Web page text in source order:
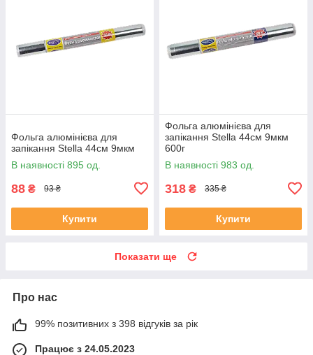
Фольга алюмінієва для
запікання Stella 44см 9мкм
В наявності 895 од.
88 ₴ 93 ₴
Купити
Фольга алюмінієва для
запікання Stella 44см 9мкм
600г
В наявності 983 од.
318 ₴ 335 ₴
Купити
Показати ще
Про нас
99% позитивних з 398 відгуків за рік
Працює з 24.05.2023